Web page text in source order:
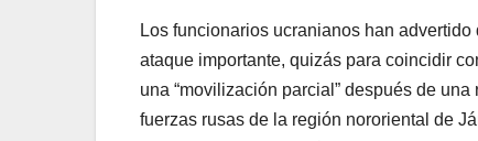
Los funcionarios ucranianos han
ataque importante, quizás para coincidir
una “movilización parcial” después de
fuerzas rusas de la región nororiental de